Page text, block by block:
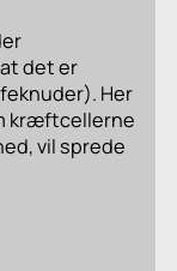
det er
Her
kræftcellerne
vil sprede